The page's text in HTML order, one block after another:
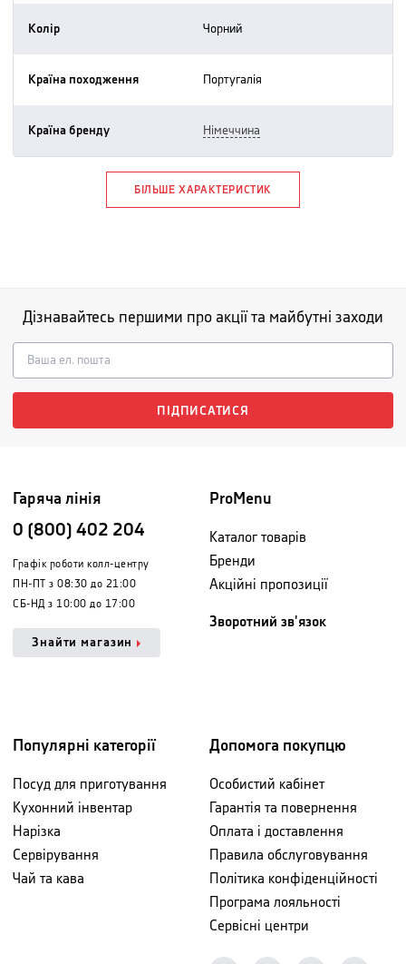
Колір чорний
Країна походження португалія
Країна бренду німеччина
БІЛЬШЕ ХАРАКТЕРИСТИК
Дізнавайтесь першими про акції та майбутні заходи
ПІДПИСАТИСЯ
Гаряча лінія
0 (800) 402 204
Графік роботи колл-центру
ПН-ПТ з 08:30 до 21:00
СБ-НД з 10:00 до 17:00
Знайти магазин
ProMenu
Каталог товарів
Бренди
Акційні пропозиції
Зворотний зв'язок
Популярні категорії
Посуд для приготування
Кухонний інвентар
Нарізка
Сервірування
Чай та кава
Допомога покупцю
Особистий кабінет
Гарантія та повернення
Оплата і доставлення
Правила обслуговування
Політика конфіденційності
Програма лояльності
Сервісні центри